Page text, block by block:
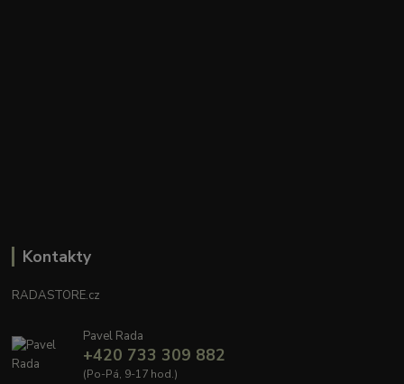
Kontakty
RADASTORE.cz
Pavel Rada
+420 733 309 882
(Po-Pá, 9-17 hod.)